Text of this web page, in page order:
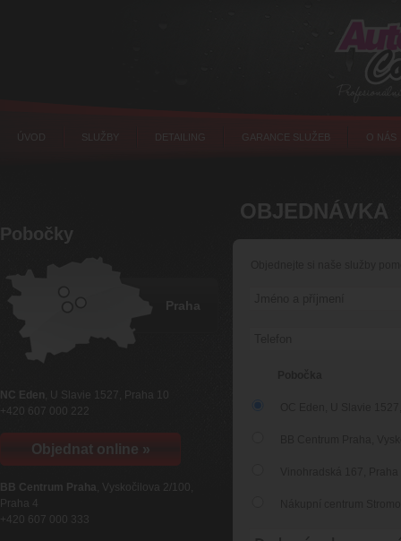
ÚVOD SLUŽBY DETAILING GARANCE SLUŽEB O NÁS
Pobočky
Praha
NC Eden , U Slavie 1527, Praha 10
+420 607 000 222
Objednat online »
BB Centrum Praha , Vyskočilova 2/100,
Praha 4
+420 607 000 333
OBJEDNÁVKA